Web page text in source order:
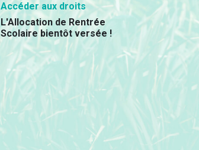
Accéder aux droits
L'Allocation de Rentrée
Scolaire bientôt versée !